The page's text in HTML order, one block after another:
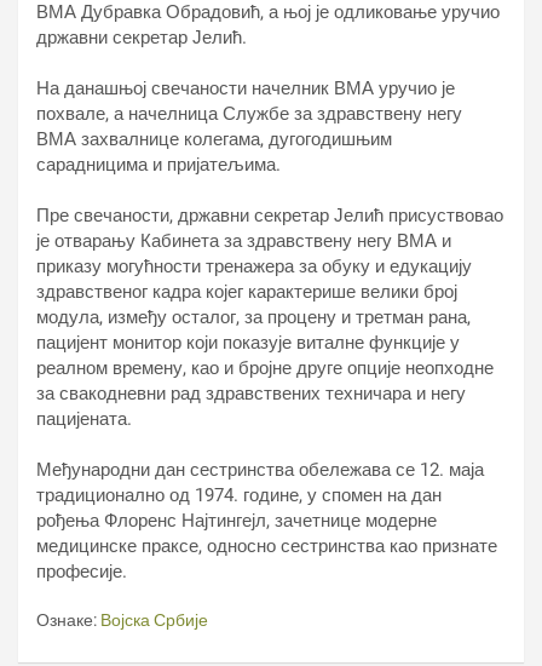
ВМА Дубравка Обрадовић, а њој је одликовање уручио
државни секретар Јелић.
На данашњој свечаности начелник ВМА уручио је
похвале, а начелница Службе за здравствену негу
ВМА захвалнице колегама, дугогодишњим
сарадницима и пријатељима.
Пре свечаности, државни секретар Јелић присуствовао
је отварању Кабинета за здравствену негу ВМА и
приказу могућности тренажера за обуку и едукацију
здравственог кадра којег карактерише велики број
модула, између осталог, за процену и третман рана,
пацијент монитор који показује виталне функције у
реалном времену, као и бројне друге опције неопходне
за свакодневни рад здравствених техничара и негу
пацијената.
Међународни дан сестринства обележава се 12. маја
традиционално од 1974. године, у спомен на дан
рођења Флоренс Најтингејл, зачетнице модерне
медицинске праксе, односно сестринства као признате
професије.
Ознаке: Војска Србије